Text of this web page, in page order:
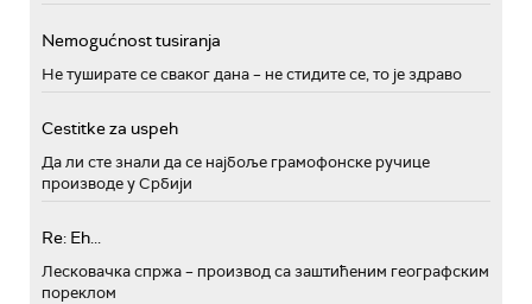
Nemogućnost tusiranja
Не туширате се сваког дана – не стидите се, то је здраво
Cestitke za uspeh
Да ли сте знали да се најбоље грамофонске ручице
производе у Србији
Re: Eh...
Лесковачка спржа – производ са заштићеним географским
пореклом